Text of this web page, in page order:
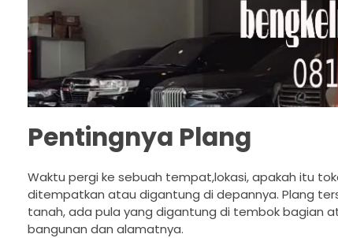
Pentingnya Plang
Waktu pergi ke sebuah tempat,lokasi, apakah itu
ditempatkan atau digantung di depannya. Plang
tanah, ada pula yang digantung di tembok bagian
bangunan dan alamatnya.